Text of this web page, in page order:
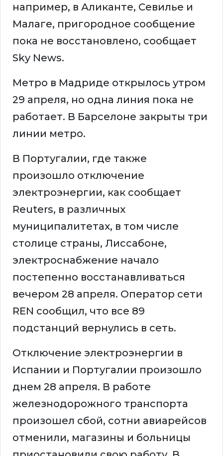
например, в Аликанте, Севилье и
Малаге, пригородное сообщение
пока не восстановлено, сообщает
Sky News.
Метро в Мадриде открылось утром
29 апреля, но одна линия пока не
работает. В Барселоне закрыты три
линии метро.
В Португалии, где также
произошло отключение
электроэнергии, как сообщает
Reuters, в различных
муниципалитетах, в том числе
столице страны, Лиссабоне,
электроснабжение начало
постепенно восстанавливаться
вечером 28 апреля. Оператор сети
REN сообщил, что все 89
подстанций вернулись в сеть.
Отключение электроэнергии в
Испании и Португалии произошло
днем 28 апреля. В работе
железнодорожного транспорта
произошел сбой, сотни авиарейсов
отменили, магазины и больницы